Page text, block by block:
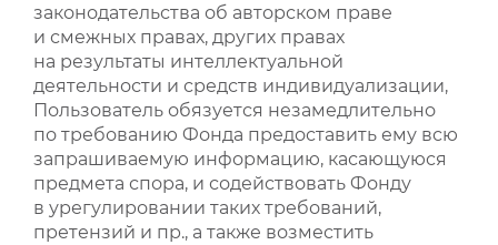
законодательства об авторском праве
и смежных правах, других правах
на результаты интеллектуальной
деятельности и средств индивидуализации,
Пользователь обязуется незамедлительно
по требованию Фонда предоставить ему всю
запрашиваемую информацию, касающуюся
предмета спора, и содействовать Фонду
в урегулировании таких требований,
претензий и пр., а также возместить